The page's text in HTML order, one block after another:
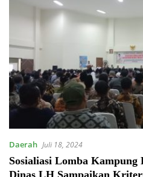
Daerah Juli 18, 2024
Sosialiasi Lomba
Dinas LH Sampaikan